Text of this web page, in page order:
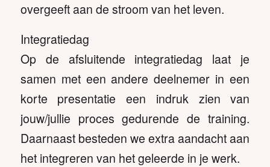
overgeeft aan de stroom van het leven.
Integratiedag
Op de afsluitende integratiedag laat je
samen met een andere deelnemer in een
korte presentatie een indruk zien van
jouw/jullie proces gedurende de training.
Daarnaast besteden we extra aandacht aan
het integreren van het geleerde in je werk.